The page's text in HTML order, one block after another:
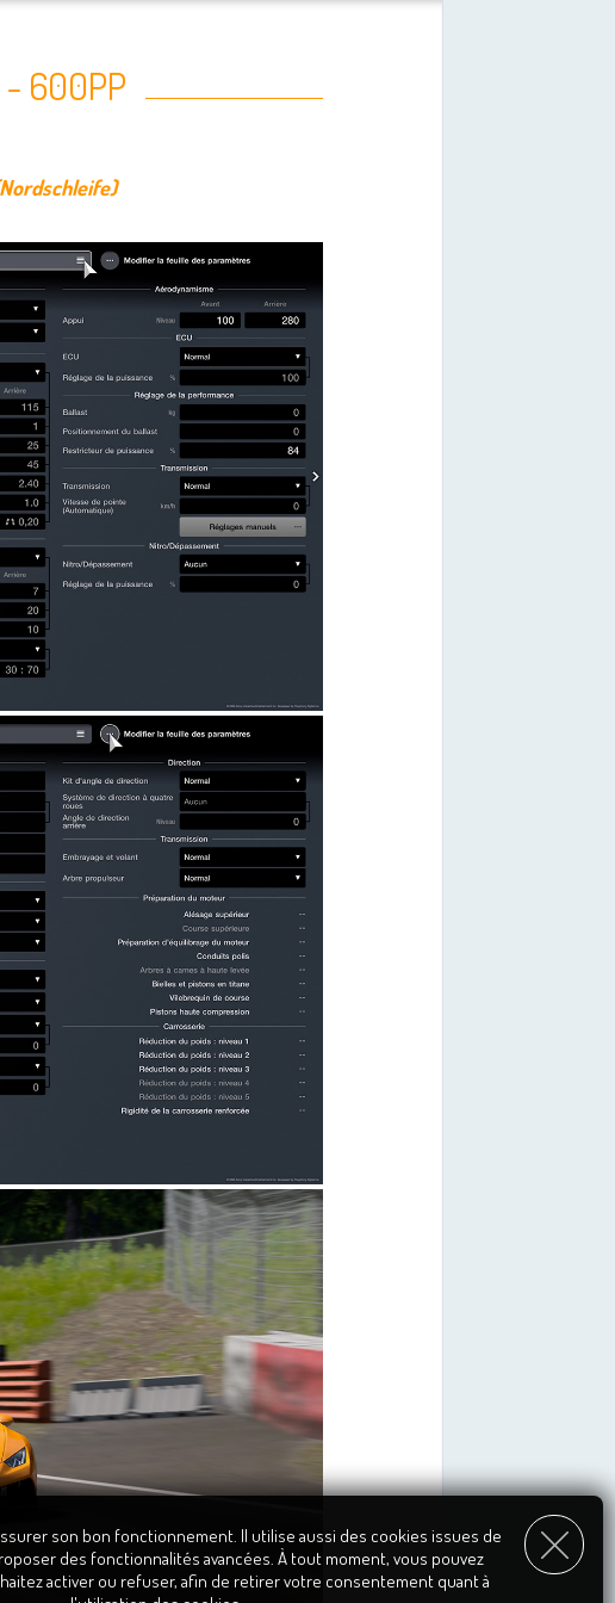
- 600PP
son bon fonctionnement. Il utilise aussi des cookies issues de
des fonctionnalités avancées. À tout moment, vous pouvez
activer ou refuser, afin de retirer votre consentement quant à